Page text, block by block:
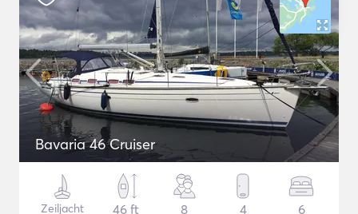
Bavaria 46 Cruiser
Zeiljacht
46 ft
8 4 6